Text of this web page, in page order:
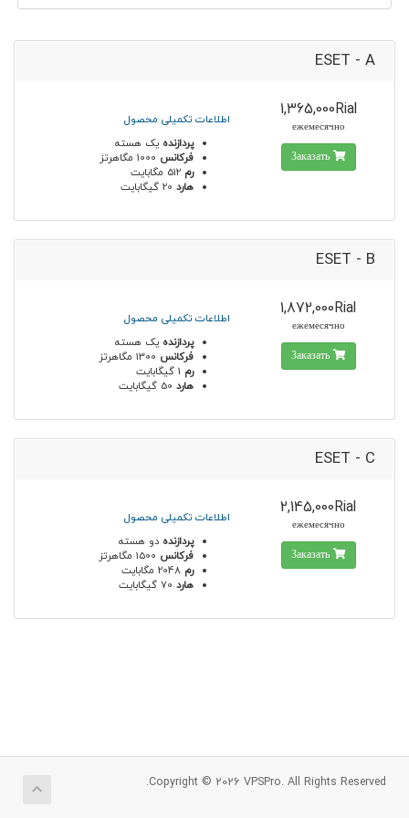
ESET - A
اطلاعات تکمیلی محصول
پردازنده یک هسته
فرکانس
رم 512 مگابایت
هارد
1,365,000Rial
ежемесячно
Заказать
ESET - B
اطلاعات تکمیلی محصول
پردازنده یک هسته
فرکانس
رم
هارد
1,872,000Rial
ежемесячно
Заказать
ESET - C
اطلاعات تکمیلی محصول
پردازنده دو هسته
فرکانس
رم 2048 مگابایت
هارد
2,145,000Rial
ежемесячно
Заказать
Copyright © 2026 VPSPro. All Rights Reserved.